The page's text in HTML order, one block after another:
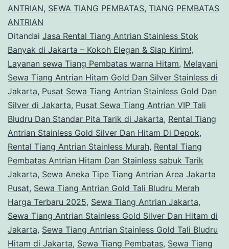
Gold
Dan
Hitam
Di
Depok
ANTRIAN, SEWA TIANG PEMBATAS, TIANG PEMBATAS
ANTRIAN
Ditandai Jasa Rental Tiang Antrian Stainless Stok
Banyak di Jakarta – Kokoh Elegan & Siap Kirim!,
Layanan sewa Tiang Pembatas warna Hitam, Melayani
Sewa Tiang Antrian Hitam Gold Dan Silver Stainless di
Jakarta, Pusat Sewa Tiang Antrian Stainless Gold Dan
Silver di Jakarta, Pusat Sewa Tiang Antrian VIP Tali
Bludru Dan Standar Pita Tarik di Jakarta, Rental Tiang
Antrian Stainless Gold Silver Dan Hitam Di Depok,
Rental Tiang Antrian Stainless Murah, Rental Tiang
Pembatas Antrian Hitam Dan Stainless sabuk Tarik
Jakarta, Sewa Aneka Tipe Tiang Antrian Area Jakarta
Pusat, Sewa Tiang Antrian Gold Tali Bludru Merah
Harga Terbaru 2025, Sewa Tiang Antrian Jakarta,
Sewa Tiang Antrian Stainless Gold Silver Dan Hitam di
Jakarta, Sewa Tiang Antrian Stainless Gold Tali Bludru
Hitam di Jakarta, Sewa Tiang Pembatas, Sewa Tiang